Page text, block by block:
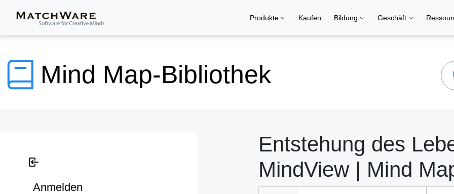
Produkte Kaufen Bildung Geschäft
Mind Map-Bibliothek
Anmelden
Entstehung des
MindView | Mind